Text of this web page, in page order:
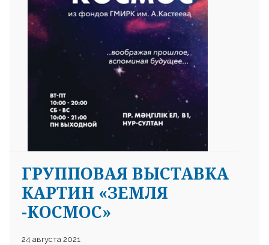
ГРУППОВАЯ ВЫСТАВКА
КАРТИН «ЗЕМЛЯ
-КОСМОС»
24 августа 2021